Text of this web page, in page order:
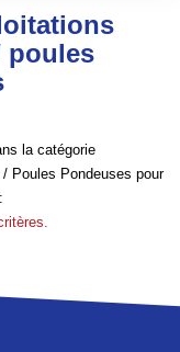
poules
la catégorie
Poules Pondeuses pour